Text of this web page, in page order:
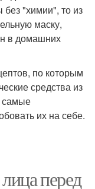
"химии", то из
маску,
в домашних
по которым
средства из
самые
их на себе.
перед